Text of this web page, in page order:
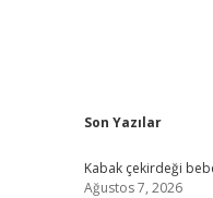
Sidebar
Son Yazılar
Kabak çekirdeği
Ağustos 7, 2026